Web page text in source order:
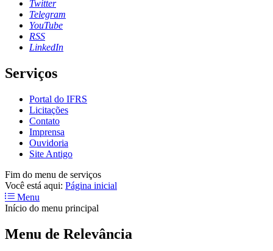
Twitter
Telegram
YouTube
RSS
LinkedIn
Serviços
Portal do IFRS
Licitações
Contato
Imprensa
Ouvidoria
Site Antigo
Fim do menu de serviços
Você está aqui: Página inicial
Menu
Início do menu principal
Menu de Relevância